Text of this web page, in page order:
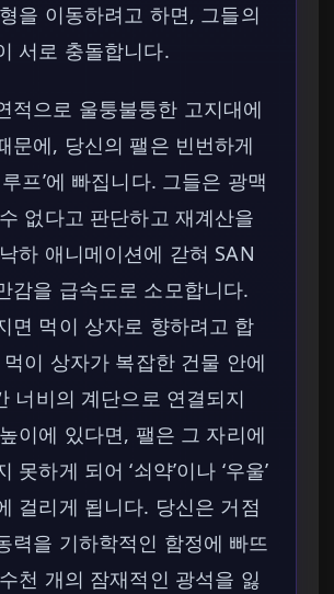
을 이동하려고 하면, 그들의
서로 충돌합니다.
적으로 울퉁불퉁한 고지대에
문에, 당신의 팰은 빈번하게
프’에 빠집니다. 그들은 광맥
없다고 판단하고 재계산을
하 애니메이션에 갇혀 SAN
감을 급속도로 소모합니다.
면 먹이 상자로 향하려고 합
이 상자가 복잡한 건물 안에
너비의 계단으로 연결되지
이에 있다면, 팰은 그 자리에
못하게 되어 ‘쇠약’이나 ‘우울’
걸리게 됩니다. 당신은 거점
력을 기하학적인 함정에 빠뜨
천 개의 잠재적인 광석을 잃